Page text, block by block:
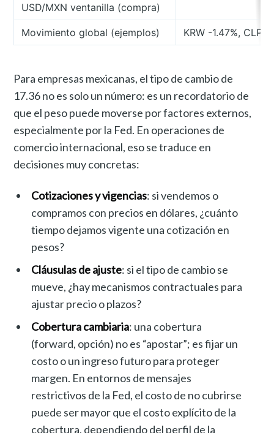
USD/MXN ventanilla (compra)
Movimiento global (ejemplos) KRW -1.47%, CLP -
Para empresas mexicanas, el tipo de cambio de
17.36 no es solo un número: es un recordatorio de
que el peso puede moverse por factores externos,
especialmente por la Fed. En operaciones de
comercio internacional, eso se traduce en
decisiones muy concretas:
Cotizaciones y vigencias: si vendemos o
compramos con precios en dólares, ¿cuánto
tiempo dejamos vigente una cotización en
pesos?
Cláusulas de ajuste: si el tipo de cambio se
mueve, ¿hay mecanismos contractuales para
ajustar precio o plazos?
Cobertura cambiaria: una cobertura
(forward, opción) no es “apostar”; es fijar un
costo o un ingreso futuro para proteger
margen. En entornos de mensajes
restrictivos de la Fed, el costo de no cubrirse
puede ser mayor que el costo explícito de la
cobertura, dependiendo del perfil de la